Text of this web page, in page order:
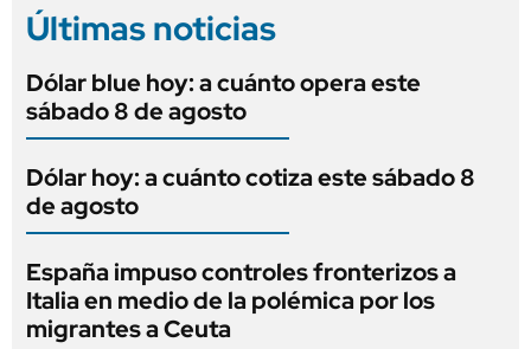
Últimas noticias
Dólar blue hoy: a cuánto opera este
sábado 8 de agosto
Dólar hoy: a cuánto cotiza este sábado 8
de agosto
España impuso controles fronterizos a
Italia en medio de la polémica por los
migrantes a Ceuta